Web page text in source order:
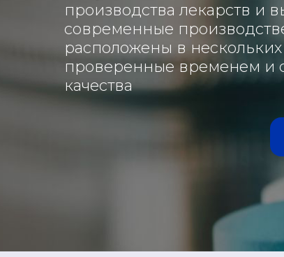
производства лекарств и
современные
расположены в
проверенные временем и
качества